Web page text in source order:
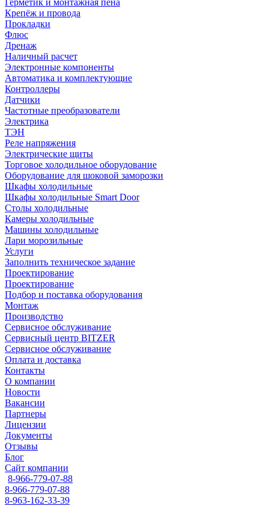
Герметик и монтажная пена
Крепёж и провода
Прокладки
Флюс
Дренаж
Наличный расчет
Электронные компоненты
Автоматика и комплектующие
Контроллеры
Датчики
Частотные преобразователи
Электрика
ТЭН
Реле напряжения
Электрические щиты
Торговое холодильное оборудование
Оборудование для шоковой заморозки
Шкафы холодильные
Шкафы холодильные Smart Door
Столы холодильные
Камеры холодильные
Машины холодильные
Лари морозильные
Услуги
Заполнить техническое задание
Проектирование
Проектирование
Подбор и поставка оборудования
Монтаж
Производство
Сервисное обслуживание
Сервисный центр BITZER
Сервисное обслуживание
Оплата и доставка
Контакты
О компании
Новости
Вакансии
Партнеры
Лицензии
Документы
Отзывы
Блог
Сайт компании
8-966-779-07-88
8-966-779-07-88
8-963-162-33-39